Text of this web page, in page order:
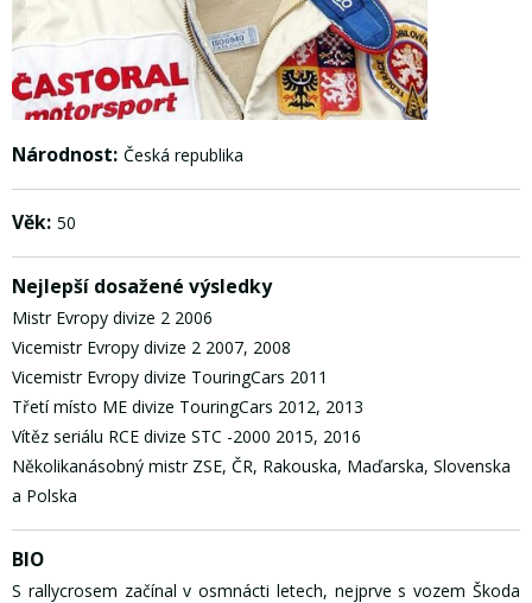
Národnost: Česká republika
Věk: 50
Nejlepší dosažené výsledky
Mistr Evropy divize 2 2006
Vicemistr Evropy divize 2 2007, 2008
Vicemistr Evropy divize TouringCars 2011
Třetí místo ME divize TouringCars 2012, 2013
Vítěz seriálu RCE divize STC -2000 2015, 2016
Několikanásobný mistr ZSE, ČR, Rakouska, Maďarska, Slovenska
a Polska
BIO
S rallycrosem začínal v osmnácti letech, nejprve s vozem Škoda